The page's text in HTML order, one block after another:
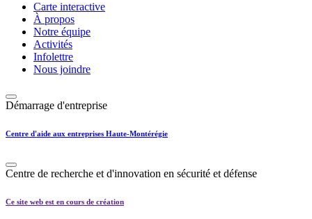
Carte interactive
À propos
Notre équipe
Activités
Infolettre
Nous joindre
Démarrage d'entreprise
Centre d'aide aux entreprises Haute-Montérégie
Centre de recherche et d'innovation en sécurité et défense
Ce site web est en cours de création